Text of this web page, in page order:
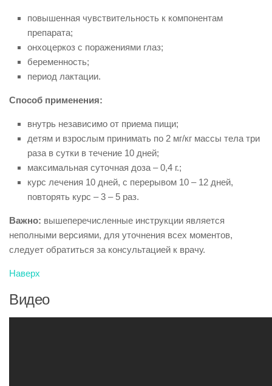
повышенная чувствительность к компонентам
препарата;
онхоцеркоз с поражениями глаз;
беременность;
период лактации.
Способ применения:
внутрь независимо от приема пищи;
детям и взрослым принимать по 2 мг/кг массы тела три
раза в сутки в течение 10 дней;
максимальная суточная доза – 0,4 г.;
курс лечения 10 дней, с перерывом 10 – 12 дней,
повторять курс – 3 – 5 раз.
Важно: вышеперечисленные инструкции является
неполными версиями, для уточнения всех моментов,
следует обратиться за консультацией к врачу.
Наверх
Видео